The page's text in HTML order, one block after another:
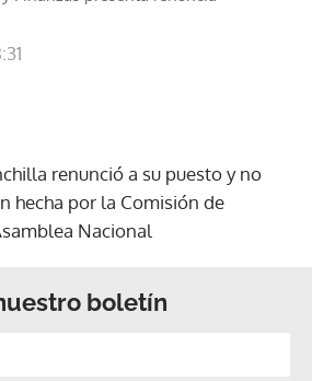
renunció a su puesto y no
hecha por la Comisión de
Nacional
boletín